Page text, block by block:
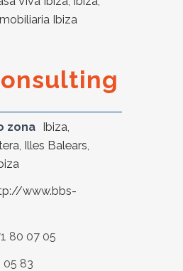
Ibiza
zona Ibiza,
, Illes Balears,
www.bbs-
80 07 05
05 83